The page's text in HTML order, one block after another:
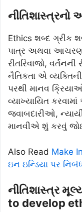
નીતિશાસ્ત્રનો
Ethics શબ્દ ગ્રીક
પાત્ર અથવા આચરણ
રીતરિવાજો,
નૈતિકતા એ
પરથી માનવ
વ્યાખ્યાયિત
જવાબદારીઓ,
માનવીએ શું કરવું
Also Read Make
ઇન ઇન્ડિયા પર
નીતિશાસ્ત્ર
to develop